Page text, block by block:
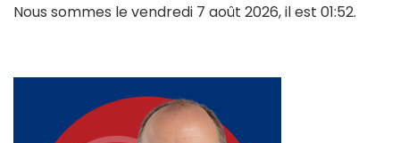
Nous sommes le vendredi 7 août 2026, il est 01:52.